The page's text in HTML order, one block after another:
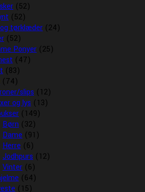
(52)
(52)
tørklæder (24)
(52)
Ponyer (25)
(47)
(83)
(74)
slips (12)
og lys (13)
(149)
Børn (32)
Dame (91)
Herre (6)
Jodhpurs (12)
Vinter (6)
(64)
(15)